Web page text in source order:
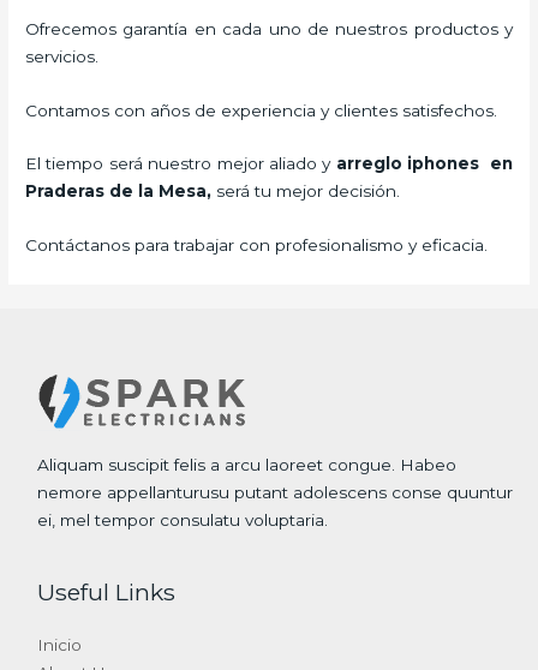
Ofrecemos garantía en cada uno de nuestros productos y
servicios.
Contamos con años de experiencia y clientes satisfechos.
El tiempo será nuestro mejor aliado y arreglo iphones en
Praderas de la Mesa, será tu mejor decisión.
Contáctanos para trabajar con profesionalismo y eficacia.
Aliquam suscipit felis a arcu laoreet congue. Habeo
nemore appellanturusu putant adolescens conse quuntur
ei, mel tempor consulatu voluptaria.
Useful Links
Inicio